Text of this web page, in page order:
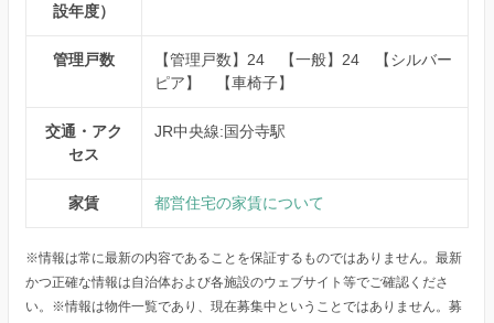
設年度）
管理戸数
【管理戸数】24 【一般】24 【シルバー
ピア】 【車椅子】
交通・アク
セス
JR中央線:国分寺駅
家賃 都営住宅の家賃について
※情報は常に最新の内容であることを保証するものではありません。最新
かつ正確な情報は自治体および各施設のウェブサイト等でご確認くださ
い。※情報は物件一覧であり、現在募集中ということではありません。募